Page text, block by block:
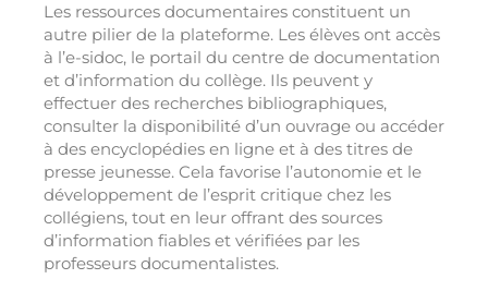
Les ressources documentaires constituent un
autre pilier de la plateforme. Les élèves ont accès
à l’e-sidoc, le portail du centre de documentation
et d’information du collège. Ils peuvent y
effectuer des recherches bibliographiques,
consulter la disponibilité d’un ouvrage ou accéder
à des encyclopédies en ligne et à des titres de
presse jeunesse. Cela favorise l’autonomie et le
développement de l’esprit critique chez les
collégiens, tout en leur offrant des sources
d’information fiables et vérifiées par les
professeurs documentalistes.